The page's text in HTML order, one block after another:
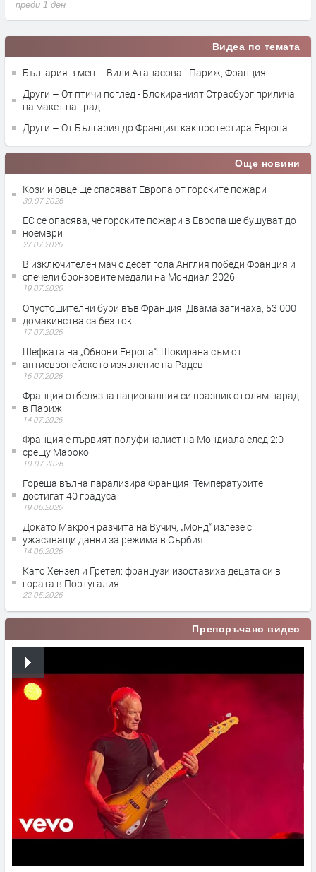
преди 1 ден
Видеа по темата
България в мен – Вили Атанасова - Париж, Франция
Други – От птичи поглед - Блокираният Страсбург прилича
на макет на град
Други – От България до Франция: как протестира Европа
Още новини
Кози и овце ще спасяват Европа от горските пожари
30.07.2026
ЕС се опасява, че горските пожари в Европа ще бушуват до
ноември
27.07.2026
В изключителен мач с десет гола Англия победи Франция и
спечели бронзовите медали на Мондиал 2026
19.07.2026
Опустошителни бури във Франция: Двама загинаха, 53 000
домакинства са без ток
17.07.2026
Шефката на „Обнови Европа“: Шокирана съм от
антиевропейското изявление на Радев
16.07.2026
Франция отбелязва националния си празник с голям парад
в Париж
14.07.2026
Франция е първият полуфиналист на Мондиала след 2:0
срещу Мароко
10.07.2026
Гореща вълна парализира Франция: Температурите
достигат 40 градуса
19.06.2026
Докато Макрон разчита на Вучич, „Монд“ излезе с
ужасяващи данни за режима в Сърбия
14.06.2026
Като Хензел и Гретел: французи изоставиха децата си в
гората в Португалия
22.05.2026
Препоръчано видео